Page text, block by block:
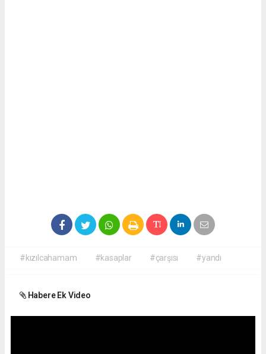
#kızılcahamam #kasaplar #çarşısı #yandı
Habere Ek Video